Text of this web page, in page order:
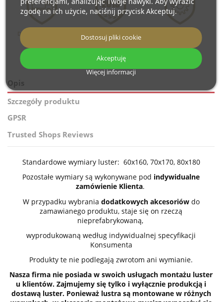
Darmowa dostawa
Produkujemy
od 2013
Opis
Szczegóły produktu
GPSR
Trusted Shops Reviews
Standardowe wymiary luster: 60x160, 70x170, 80x180
Pozostałe wymiary są wykonywane pod indywidualne
zamówienie Klienta.
W przypadku wybrania dodatkowych akcesoriówdo
zamawianego produktu, staje się on rzeczą
nieprefabrykowaną,
wyprodukowaną według indywidualnej specyfikacji
Konsumenta
Produkty te nie podlegają zwrotom ani wymianie.
Nasza firma nie posiada w swoich usługach montażu luster
u klientów. Zajmujemy się tylko i wyłącznie produkcją i
dostawą luster. Ponieważ lustra są montowane w różnych
zgodę na ich użycie, naciśnij przycisk Akceptuj.
Więcej informacji
Dostosuj pliki cookie
Akceptuję